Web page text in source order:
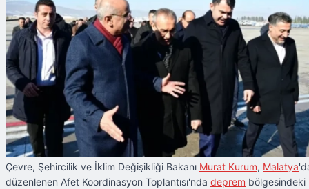
Çevre, Şehircilik ve İklim Değişikliği Bakanı Murat Kurum, Malatya
düzenlenen Afet Koordinasyon Toplantısı'nda deprem bölgesindeki